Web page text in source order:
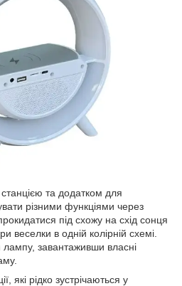
та додатком для
різними функціями через
під схожу на схід сонця
веселки в одній колірній схемі.
завантаживши власні
які рідко зустрічаються у